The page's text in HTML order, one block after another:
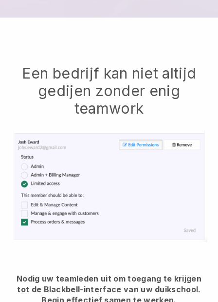
Een bedrijf kan niet altijd
gedijen zonder enig
teamwork
Nodig uw teamleden uit om toegang te krijgen
tot de Blackbell-interface van uw duikschool.
Begin effectief samen te werken.